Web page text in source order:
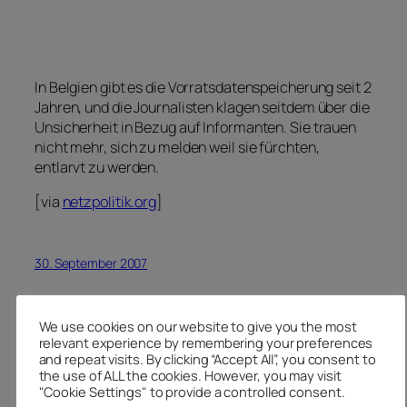
In Belgien gibt es die Vorratsdatenspeicherung seit 2
Jahren, und die Journalisten klagen seitdem über die
Unsicherheit in Bezug auf Informanten. Sie trauen
nicht mehr, sich zu melden weil sie fürchten,
entlarvt zu werden.
[via netzpolitik.org]
30. September 2007
Aktionskreis
Vorratsdatenspeicherung –
We use cookies on our website to give you the most
relevant experience by remembering your preferences
and repeat visits. By clicking “Accept All”, you consent to
the use of ALL the cookies. However, you may visit
"Cookie Settings" to provide a controlled consent.